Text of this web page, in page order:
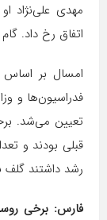
مهدی علی‌نژاد
اتفاق رخ داد.
امسال بر
فدراسیون‌ها و
تعیین می‌شد.
قبلی بودند و
رشد داشتند گلف
فارس: برخی